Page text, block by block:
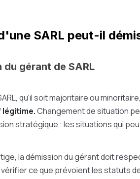
SARL peut-il
du gérant de SARL
qu'il soit majoritaire ou
Changement de situation
stratégique : les situations qui
la démission du gérant doit
ce que prévoient les statuts